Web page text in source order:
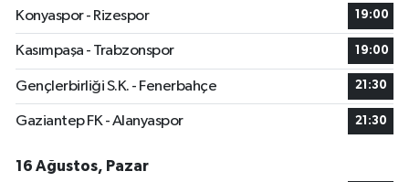
Konyaspor - Rizespor
19:00
Kasımpaşa - Trabzonspor 19:00
Gençlerbirliği S.K. - Fenerbahçe 21:30
Gaziantep FK - Alanyaspor 21:30
16 Ağustos, Pazar